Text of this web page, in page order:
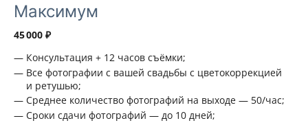
Максимум
45 000 ₽
Консультация + 12 часов съёмки;
Все фотографии с вашей свадьбы с цветокоррекцией
и ретушью;
Среднее количество фотографий на выходе — 50/час;
Сроки сдачи фотографий — до 10 дней;